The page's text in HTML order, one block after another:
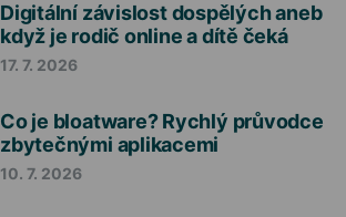
Digitální závislost dospělých aneb
když je rodič online a dítě čeká
17. 7. 2026
Co je bloatware? Rychlý průvodce
zbytečnými aplikacemi
10. 7. 2026